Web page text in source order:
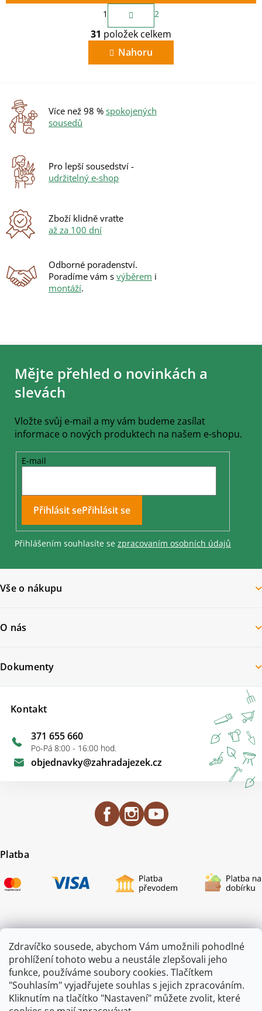
Zdravíčko sousede, abychom Vám umožnili pohodlné
prohlížení tohoto webu a neustále zlepšovali jeho
funkce, používáme soubory cookies. Tlačítkem
"Souhlasím" vyjadřujete souhlas s jejich zpracováním.
Kliknutím na tlačítko "Nastavení" můžete zvolit, které
O
v
l
á
í
p
v
S
t
r
á
n
k
o
í
1 2
31 položek celkem
Nahoru
Více než 98 % spokojených
sousedů
Pro lepší sousedství -
udržitelný e-shop
Zboží klidně vraťte
až za 100 dní
Odborné poradenství.
Poradíme vám s výběrem i
montáží.
Z
Mějte přehled o novinkách a
slevách
Vložte svůj e-mail a my vám budeme zasílat
informace o nových produktech na našem e-shopu.
E-mail
Přihlásit se
Přihlášením souhlasíte se zpracovaním osobních údajů
Vše o nákupu
O nás
Kontakt
objednavky@zahradajezek.cz
371 655 660
Po-Pá 8:00 - 16:00 hod.
Dokumenty
Platba
Certifikace